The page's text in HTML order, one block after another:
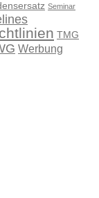
Seminar
TMG
Werbung